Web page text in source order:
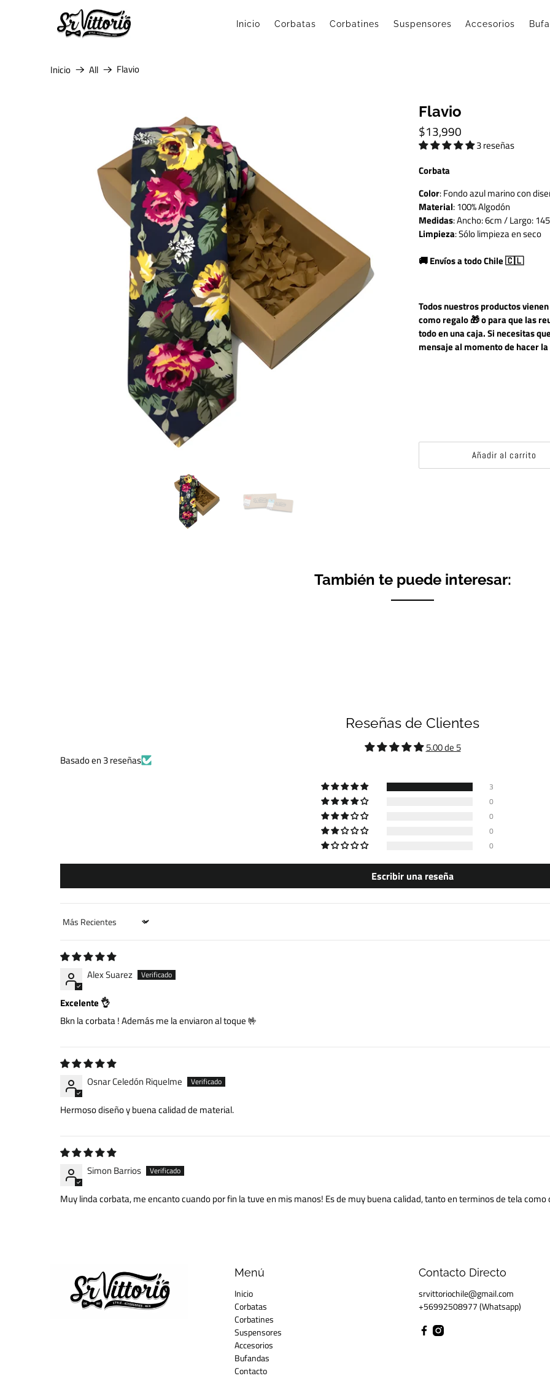
Inicio Corbatas Corbatines Suspensores Accesorios
Inicio All Flavio
Flavio
$13,990
3 reseñas
Corbata
Color: Fondo azul marino con
Material: 100% Algodón
Medidas: Ancho: 6cm / Largo:
Limpieza: Sólo limpieza en seco
🚚 Envíos a todo Chile 🇨🇱
Todos nuestros productos
como regalo 🎁 o para que las
todo en una caja. Si necesitas
mensaje al momento de hacer
Añadir al carrito
También te puede interesar:
Reseñas de Clientes
5.00 de 5
Basado en 3 reseñas
3
0
0
0
0
Escribir una reseña
Sort by
Alex Suarez
Excelente 👌
Bkn la corbata ! Además me la enviaron al toque 🤟
Osnar Celedón Riquelme
Hermoso diseño y buena calidad de material.
Simon Barrios
Muy linda corbata, me encanto cuando por fin la tuve en mis manos! Es de muy buena calidad, tanto en terminos de tela como
Menú
Inicio
Corbatas
Corbatines
Suspensores
Accesorios
Bufandas
Contacto
Contacto Directo
srvittoriochile@gmail.com
+56992508977 (Whatsapp)